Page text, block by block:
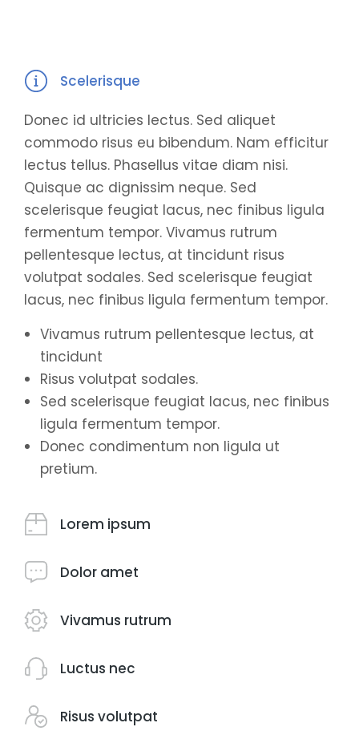
Scelerisque
Donec id ultricies lectus. Sed aliquet
commodo risus eu bibendum. Nam efficitur
lectus tellus. Phasellus vitae diam nisi.
Quisque ac dignissim neque. Sed
scelerisque feugiat lacus, nec finibus ligula
fermentum tempor. Vivamus rutrum
pellentesque lectus, at tincidunt risus
volutpat sodales. Sed scelerisque feugiat
lacus, nec finibus ligula fermentum tempor.
Vivamus rutrum pellentesque lectus, at
tincidunt
Risus volutpat sodales.
Sed scelerisque feugiat lacus, nec finibus
ligula fermentum tempor.
Donec condimentum non ligula ut
pretium.
Lorem ipsum
Dolor amet
Vivamus rutrum
Luctus nec
Risus volutpat